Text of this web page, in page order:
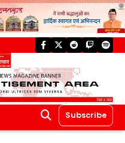
facebook
twitterreddittwitch
Subscribe